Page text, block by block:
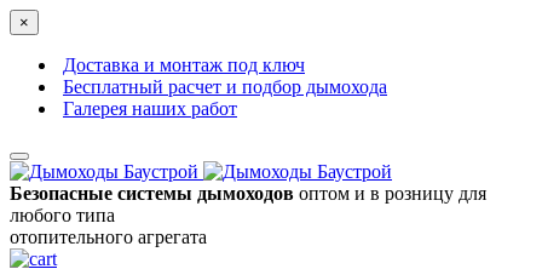
×
Доставка и монтаж под ключ
Бесплатный расчет и подбор дымохода
Галерея наших работ
Безопасные системы дымоходов оптом и в розницу для
любого типа
отопительного агрегата